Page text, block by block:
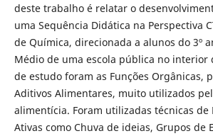
deste trabalho é relatar o
uma Sequência Didática na Perspectiva
de Química, direcionada a alunos do 3º
Médio de uma escola pública no interior
de estudo foram as Funções Orgânicas,
Aditivos Alimentares, muito utilizados
alimentícia. Foram utilizadas técnicas de
Ativas como Chuva de ideias, Grupos de